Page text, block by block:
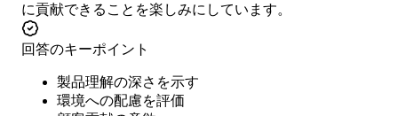
に貢献できることを楽しみにしています。
回答のキーポイント
製品理解の深さを示す
環境への配慮を評価